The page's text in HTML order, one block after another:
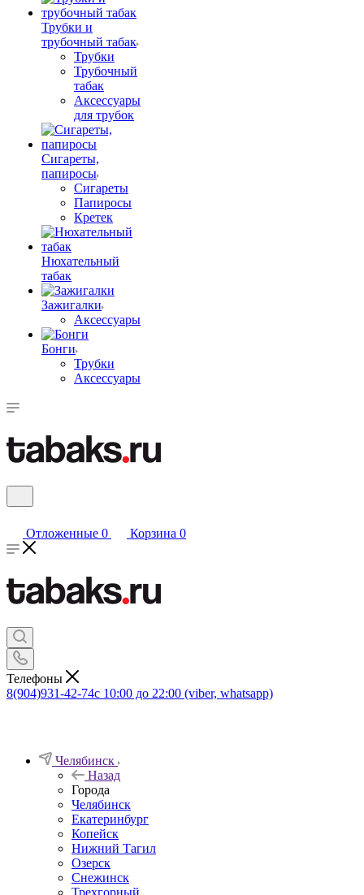
Трубки и
трубочный табак
Трубки
Трубочный
табак
Аксессуары
для трубок
Сигареты,
папиросы
Сигареты
Папиросы
Кретек
Нюхательный
табак
Зажигалки
Аксессуары
Бонги
Трубки
Аксессуары
Отложенные 0 Корзина 0
Телефоны
8(904)931-42-74с 10:00 до 22:00 (viber, whatsapp)
Челябинск
Назад
Города
Челябинск
Екатеринбург
Копейск
Нижний Тагил
Озерск
Снежинск
Трехгорный